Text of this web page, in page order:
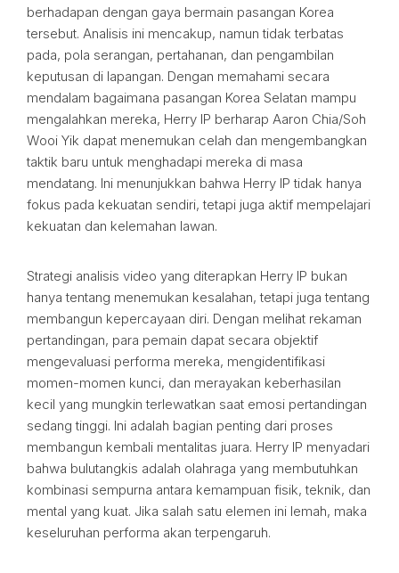
berhadapan dengan gaya bermain pasangan Korea
tersebut. Analisis ini mencakup, namun tidak terbatas
pada, pola serangan, pertahanan, dan pengambilan
keputusan di lapangan. Dengan memahami secara
mendalam bagaimana pasangan Korea Selatan mampu
mengalahkan mereka, Herry IP berharap Aaron Chia/Soh
Wooi Yik dapat menemukan celah dan mengembangkan
taktik baru untuk menghadapi mereka di masa
mendatang. Ini menunjukkan bahwa Herry IP tidak hanya
fokus pada kekuatan sendiri, tetapi juga aktif mempelajari
kekuatan dan kelemahan lawan.
Strategi analisis video yang diterapkan Herry IP bukan
hanya tentang menemukan kesalahan, tetapi juga tentang
membangun kepercayaan diri. Dengan melihat rekaman
pertandingan, para pemain dapat secara objektif
mengevaluasi performa mereka, mengidentifikasi
momen-momen kunci, dan merayakan keberhasilan
kecil yang mungkin terlewatkan saat emosi pertandingan
sedang tinggi. Ini adalah bagian penting dari proses
membangun kembali mentalitas juara. Herry IP menyadari
bahwa bulutangkis adalah olahraga yang membutuhkan
kombinasi sempurna antara kemampuan fisik, teknik, dan
mental yang kuat. Jika salah satu elemen ini lemah, maka
keseluruhan performa akan terpengaruh.